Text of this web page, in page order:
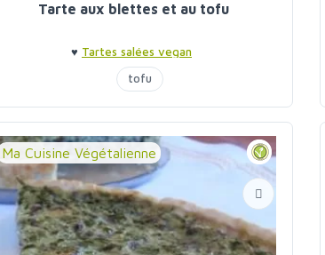
Tarte aux blettes et au tofu
♥ Tartes salées vegan
tofu
Ma Cuisine Végétalienne